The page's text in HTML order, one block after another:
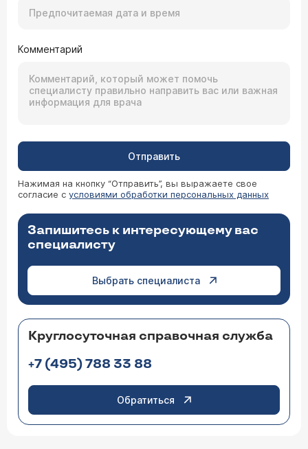
Комментарий
Отправить
Нажимая на кнопку “Отправить”, вы выражаете свое
согласие с условиями обработки персональных данных
Запишитесь к интересующему вас
специалисту
Выбрать специалиста
Круглосуточная справочная служба
+7 (495) 788 33 88
Обратиться